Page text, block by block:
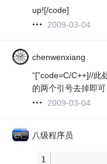
up![/code]
2009-03-04
chenwenxiang
“[”code=C/C++]//此
的两个引号去掉即可
2009-03-04
八级程序员